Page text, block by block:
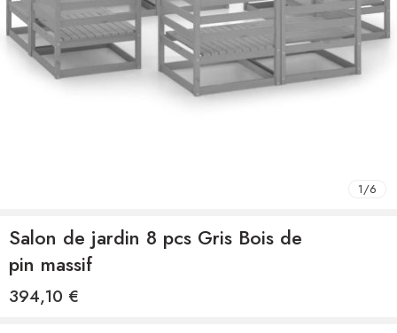
1/6
Salon de jardin 8 pcs Gris Bois de
pin massif
394,10 €